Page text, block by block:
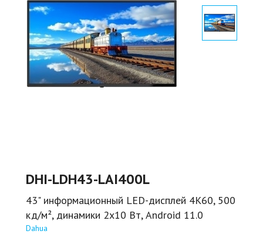
DHI-LDH43-LAI400L
43" информационный LED-дисплей 4K60, 500
кд/м², динамики 2x10 Вт, Android 11.0
Dahua